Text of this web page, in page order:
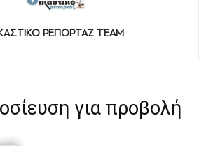
ΡΕΠΟΡΤΑΖ TEAM
για προβολή